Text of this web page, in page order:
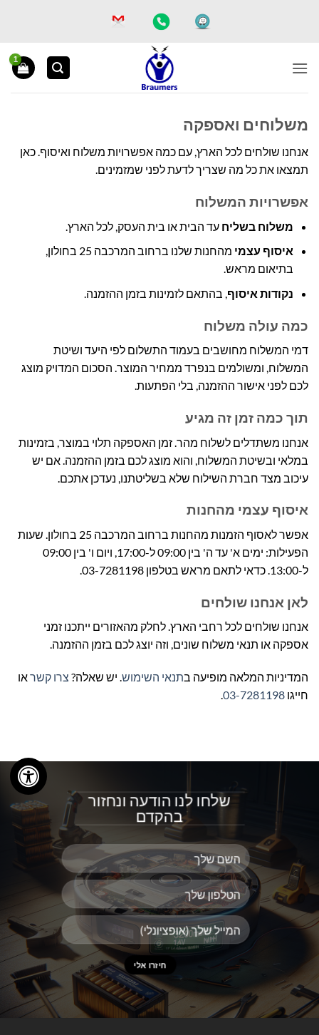
משלוחים ואספקה
אנחנו שולחים לכל הארץ, עם כמה אפשרויות משלוח ואיסוף. כאן
תמצאו את כל מה שצריך לדעת לפני שמזמינים.
אפשרויות המשלוח
משלוח בשליח עד הבית או בית העסק, לכל הארץ.
איסוף עצמי
מהחנות שלנו ברחוב המרכבה 25 בחולון,
בתיאום מראש.
נקודות איסוף , בהתאם לזמינות בזמן ההזמנה.
כמה עולה משלוח
דמי המשלוח מחושבים בעמוד התשלום לפי היעד ושיטת
המשלוח, ומשולמים בנפרד ממחיר המוצר. הסכום המדויק מוצג
לכם לפני אישור ההזמנה, בלי הפתעות.
תוך כמה זמן זה מגיע
אנחנו משתדלים לשלוח מהר. זמן האספקה תלוי במוצר, בזמינות
במלאי ובשיטת המשלוח, והוא מוצג לכם בזמן ההזמנה. אם יש
עיכוב מצד חברת השילוח שלא בשליטתנו, נעדכן אתכם.
איסוף עצמי מהחנות
אפשר לאסוף הזמנות מהחנות ברחוב המרכבה 25 בחולון. שעות
הפעילות: ימים א' עד ה' בין 09:00 ל-17:00, ויום ו' בין 09:00
ל-13:00. כדאי לתאם מראש בטלפון 03-7281198.
לאן אנחנו שולחים
אנחנו שולחים לכל רחבי הארץ. לחלק מהאזורים ייתכנו זמני
אספקה או תנאי משלוח שונים, וזה יוצג לכם בזמן ההזמנה.
המדיניות המלאה מופיעה בתנאי השימוש. יש שאלה? צרו קשראו
חייגו 03-7281198
.
שלחו לנו הודעה ונחזור
בהקדם